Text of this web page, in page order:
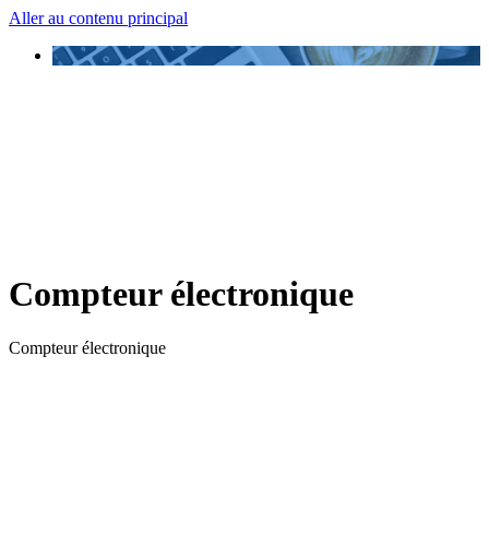
Aller au contenu principal
Compteur électronique
Compteur électronique